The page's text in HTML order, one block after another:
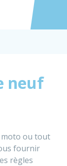
Accéder
neuf
moto ou tout
fournir
règles